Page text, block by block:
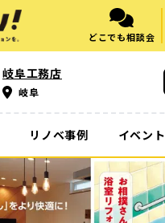
どこでも相談会
岐阜工務店
岐阜
リノベ事例 イベント